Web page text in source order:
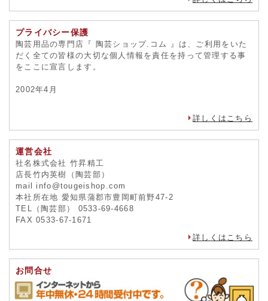
※返品・交換をお断りする場合もございます。
一度、 お問合せフォームよりご連絡ください。
詳しくはこちら
プライバシー保護
だく全ての皆様の大切な個人情報を責任を持って管理する事
2002年4月
運営会社
社名株式会社 竹昇精工
TEL（陶芸部） 0533-69-4668
詳しくはこちら